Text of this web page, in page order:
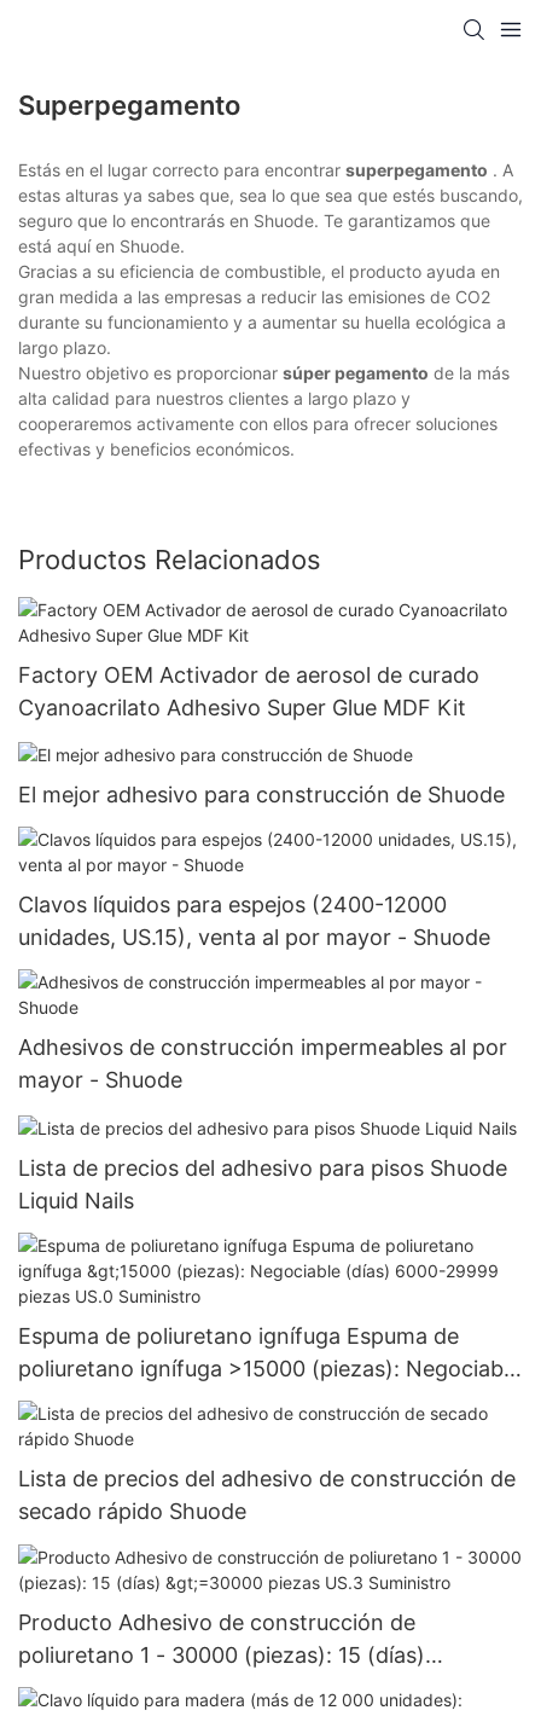
Superpegamento
Estás en el lugar correcto para encontrar superpegamento . A
estas alturas ya sabes que, sea lo que sea que estés buscando,
seguro que lo encontrarás en Shuode. Te garantizamos que
está aquí en Shuode.
Gracias a su eficiencia de combustible, el producto ayuda en
gran medida a las empresas a reducir las emisiones de CO2
durante su funcionamiento y a aumentar su huella ecológica a
largo plazo.
Nuestro objetivo es proporcionar súper pegamento de la más
alta calidad para nuestros clientes a largo plazo y
cooperaremos activamente con ellos para ofrecer soluciones
efectivas y beneficios económicos.
Productos Relacionados
Factory OEM Activador de aerosol de curado
Cyanoacrilato Adhesivo Super Glue MDF Kit
El mejor adhesivo para construcción de Shuode
Clavos líquidos para espejos (2400-12000
unidades, US.15), venta al por mayor - Shuode
Adhesivos de construcción impermeables al por
mayor - Shuode
Lista de precios del adhesivo para pisos Shuode
Liquid Nails
Espuma de poliuretano ignífuga Espuma de
poliuretano ignífuga >15000 (piezas): Negociable
(días) 6000-29999 piezas US.0 Suministro
Lista de precios del adhesivo de construcción de
secado rápido Shuode
Producto Adhesivo de construcción de
poliuretano 1 - 30000 (piezas): 15 (días)
>=30000 piezas US.3 Suministro